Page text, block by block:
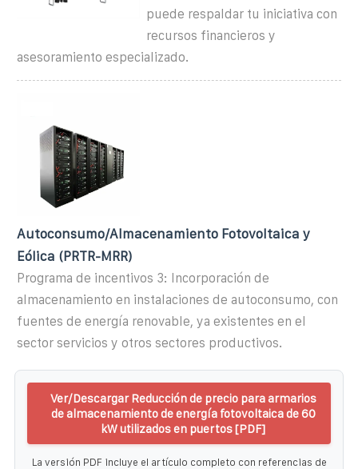
puede respaldar tu iniciativa con
recursos financieros y
asesoramiento especializado.
Autoconsumo/Almacenamiento Fotovoltaica y
Eólica (PRTR-MRR)
Programa de incentivos 3: Incorporación de
almacenamiento en instalaciones de autoconsumo, con
fuentes de energía renovable, ya existentes en el
sector servicios y otros sectores productivos.
Ver/Descargar Reducción de precio para armarios
de almacenamiento de energía fotovoltaica de 60
kW utilizados en puertos [PDF]
La versión PDF incluye el artículo completo con referencias de